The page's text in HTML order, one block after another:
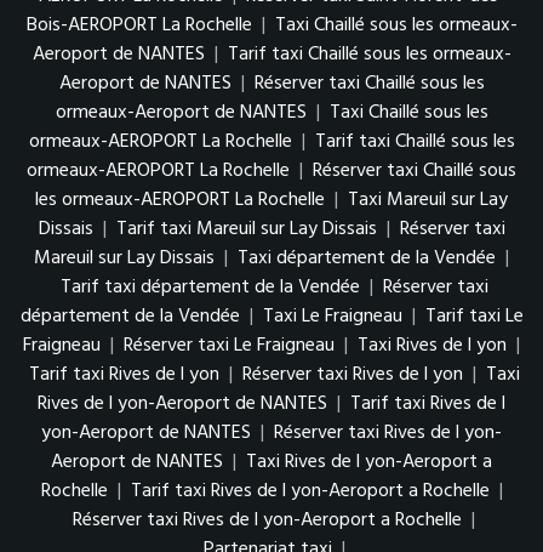
Bois-AEROPORT La Rochelle | Taxi Chaillé sous les ormeaux-
Aeroport de NANTES | Tarif taxi Chaillé sous les ormeaux-
Aeroport de NANTES | Réserver taxi Chaillé sous les
ormeaux-Aeroport de NANTES | Taxi Chaillé sous les
ormeaux-AEROPORT La Rochelle | Tarif taxi Chaillé sous les
ormeaux-AEROPORT La Rochelle | Réserver taxi Chaillé sous
les ormeaux-AEROPORT La Rochelle | Taxi Mareuil sur Lay
Dissais | Tarif taxi Mareuil sur Lay Dissais | Réserver taxi
Mareuil sur Lay Dissais | Taxi département de la Vendée |
Tarif taxi département de la Vendée | Réserver taxi
département de la Vendée | Taxi Le Fraigneau | Tarif taxi Le
Fraigneau | Réserver taxi Le Fraigneau | Taxi Rives de l yon |
Tarif taxi Rives de l yon | Réserver taxi Rives de l yon | Taxi
Rives de l yon-Aeroport de NANTES | Tarif taxi Rives de l
yon-Aeroport de NANTES | Réserver taxi Rives de l yon-
Aeroport de NANTES | Taxi Rives de l yon-Aeroport a
Rochelle | Tarif taxi Rives de l yon-Aeroport a Rochelle |
Réserver taxi Rives de l yon-Aeroport a Rochelle |